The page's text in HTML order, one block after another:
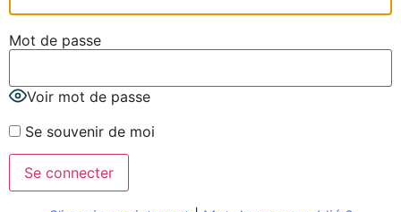
Mot de passe
Voir mot de passe
Se souvenir de moi